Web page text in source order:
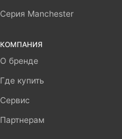
Серия Manchester
КОМПАНИЯ
О бренде
Где купить
Сервис
Партнерам